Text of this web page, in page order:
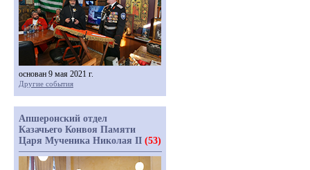
основан 9 мая 2021 г.
Другие события
Апшеронский отдел
Казачьего Конвоя Памяти
Царя Мученика Николая II (53)